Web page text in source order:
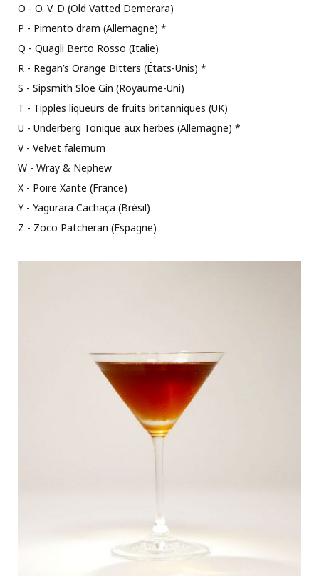
O - O. V. D (Old Vatted Demerara)
P - Pimento dram (Allemagne) *
Q - Quagli Berto Rosso (Italie)
R - Regan’s Orange Bitters (États-Unis) *
S - Sipsmith Sloe Gin (Royaume-Uni)
T - Tipples liqueurs de fruits britanniques (UK)
U - Underberg Tonique aux herbes (Allemagne) *
V - Velvet falernum
W - Wray & Nephew
X - Poire Xante (France)
Y - Yagurara Cachaça (Brésil)
Z - Zoco Patcheran (Espagne)